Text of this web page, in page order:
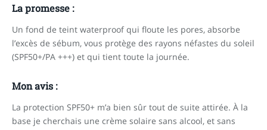
La promesse :
Un fond de teint waterproof qui floute les pores, absorbe
l’excès de sébum, vous protège des rayons néfastes du soleil
(SPF50+/PA +++) et qui tient toute la journée.
Mon avis :
La protection SPF50+ m’a bien sûr tout de suite attirée. À la
base je cherchais une crème solaire sans alcool, et sans